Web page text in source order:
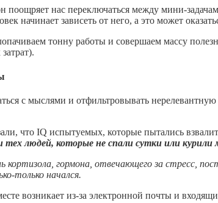
нас переключаться между мини-
начинает зависеть от него, а это может
тонну работы и совершаем массу
с мыслями и отфильтровывать
что IQ испытуемых, которые пытались
людей, которые не спали сутки или курили
кортизола, гормона, отвечающего за стресс,
только начался.
возникает из-за электронной почты и